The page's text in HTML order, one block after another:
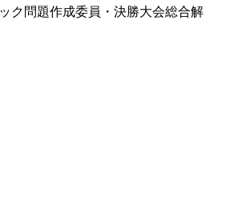
ク問題作成委員・決勝大会総合解